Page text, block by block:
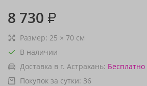
8 730 ₽
Размер: 25 × 70 см
В наличии
Доставка в г. Астрахань: Бесплатно
Покупок за сутки: 36